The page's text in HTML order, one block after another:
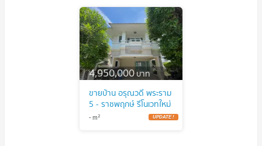
4,950,000บาท
ขายบ้าน อรุณวดี พระราม
5 - ราชพฤกษ์ รีโนเวทใหม่
บางกร่าง เมืองนนทบุรี
-m2